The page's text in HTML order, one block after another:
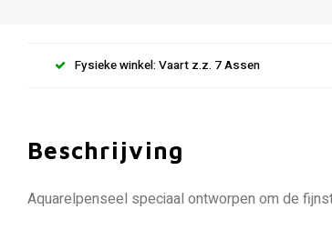
Fysieke winkel: Vaart z.z. 7 Assen
Beschrijving
Aquarelpenseel speciaal ontworpen om de